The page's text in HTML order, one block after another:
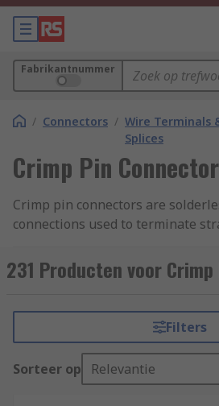
Fabrikantnummer
/ Connectors / Wire Terminals
Splices
Crimp Pin
Crimp pin connectors are
connections used to terminate
the terminal. The crimped end
and can be connected with other
What are crimp pin
Crimp pin connectors are most
231 Producten voor
Filters
Sorteer op Relevantie